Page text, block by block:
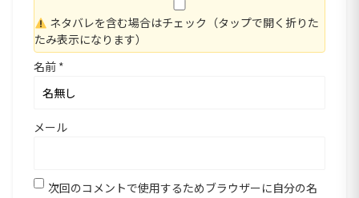
ネタバレを含む場合はチェック（タップで開く折りた
たみ表示になります）
名前 *
メール
次回のコメントで使用するためブラウザーに自分の名